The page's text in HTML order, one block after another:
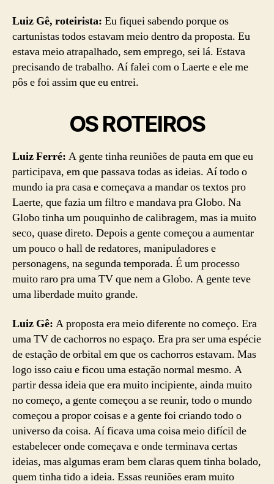
Luiz Gê, roteirista: Eu fiquei sabendo porque os
cartunistas todos estavam meio dentro da proposta. Eu
estava meio atrapalhado, sem emprego, sei lá. Estava
precisando de trabalho. Aí falei com o Laerte e ele me
pôs e foi assim que eu entrei.
OS ROTEIROS
Luiz Ferré: A gente tinha reuniões de pauta em que eu
participava, em que passava todas as ideias. Aí todo o
mundo ia pra casa e começava a mandar os textos pro
Laerte, que fazia um filtro e mandava pra Globo. Na
Globo tinha um pouquinho de calibragem, mas ia muito
seco, quase direto. Depois a gente começou a aumentar
um pouco o hall de redatores, manipuladores e
personagens, na segunda temporada. É um processo
muito raro pra uma TV que nem a Globo. A gente teve
uma liberdade muito grande.
Luiz Gê: A proposta era meio diferente no começo. Era
uma TV de cachorros no espaço. Era pra ser uma espécie
de estação de orbital em que os cachorros estavam. Mas
logo isso caiu e ficou uma estação normal mesmo. A
partir dessa ideia que era muito incipiente, ainda muito
no começo, a gente começou a se reunir, todo o mundo
começou a propor coisas e a gente foi criando todo o
universo da coisa. Aí ficava uma coisa meio difícil de
estabelecer onde começava e onde terminava certas
ideias, mas algumas eram bem claras quem tinha bolado,
quem tinha tido a ideia. Essas reuniões eram muito